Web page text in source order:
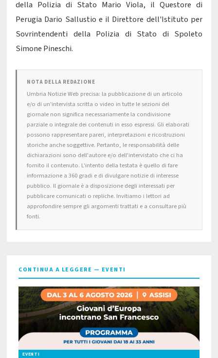
della Polizia di Stato Mario Viola, il Questore di
Perugia Dario Sallustio e il Direttore dell'Istituto per
Sovrintendenti della Polizia di Stato di Spoleto
Simone Pineschi.
NOTA DELLA REDAZIONE
Umbria Notizie Web precisa: la pubblicazione di un articolo
e/o di un'intervista scritta o video in tutte le sezioni del
giornale non significa necessariamente la condivisione
parziale o integrale dei contenuti in esso espressi. Gli elaborati
possono rappresentare pareri, interpretazioni e ricostruzioni
storiche anche soggettive. Pertanto, le responsabilità delle
dichiarazioni sono dell'autore e/o dell'intervistato che ci ha
fornito il contenuto. L'intento della testata è quello di fare
informazione a 360 gradi e di divulgare notizie di interesse
pubblico. Il giornale è a disposizione degli interessati per
pubblicare comunicati o repliche. Invitiamo i lettori ad
approfondire sempre gli argomenti trattati e a consultare più
fonti.
CONTINUA A LEGGERE — EVENTI
EVENTI